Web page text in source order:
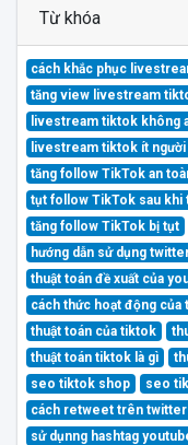
Từ khóa
cách khắc phục
tăng view livestream
livestream tiktok không
livestream tiktok ít
tăng follow TikTok an
tụt follow TikTok sau khi
tăng follow TikTok bị tụt
hướng dẫn sử dụng
thuật toán đề xuất của
cách thức hoạt động của
thuật toán của tiktok
thuật toán tiktok là gì
seo tiktok shop
seo
cách retweet trên twitter
sử dụnng hashtag